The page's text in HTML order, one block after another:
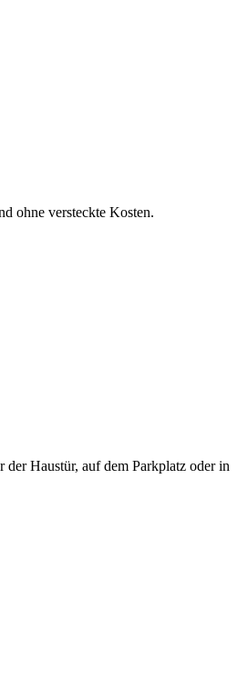
ohne versteckte Kosten.
Haustür, auf dem Parkplatz oder in